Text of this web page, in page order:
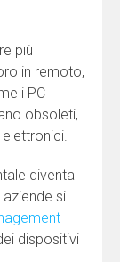
più
in remoto,
i PC
obsoleti,
diventa
si
dispositivi